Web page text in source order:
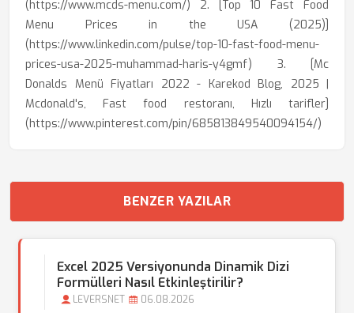
(https://www.mcds-menu.com/) 2. [Top 10 Fast Food
Menu Prices in the USA (2025)]
(https://www.linkedin.com/pulse/top-10-fast-food-menu-
prices-usa-2025-muhammad-haris-y4gmf) 3. [Mc
Donalds Menü Fiyatları 2022 - Karekod Blog, 2025 |
Mcdonald's, Fast food restoranı, Hızlı tarifler]
(https://www.pinterest.com/pin/685813849540094154/)
BENZER YAZILAR
Excel 2025 Versiyonunda Dinamik Dizi
Formülleri Nasıl Etkinleştirilir?
LEVERSNET 06.08.2026